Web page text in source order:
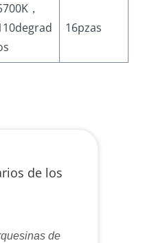
，
16pzas
de los
de